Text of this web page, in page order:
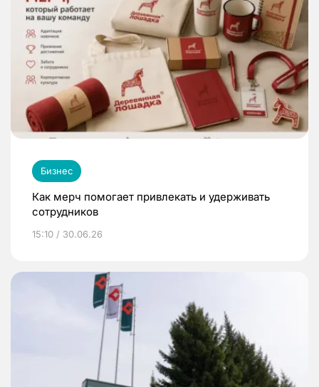
Бизнес
Как мерч помогает привлекать и удерживать
сотрудников
15:10 / 30.06.26